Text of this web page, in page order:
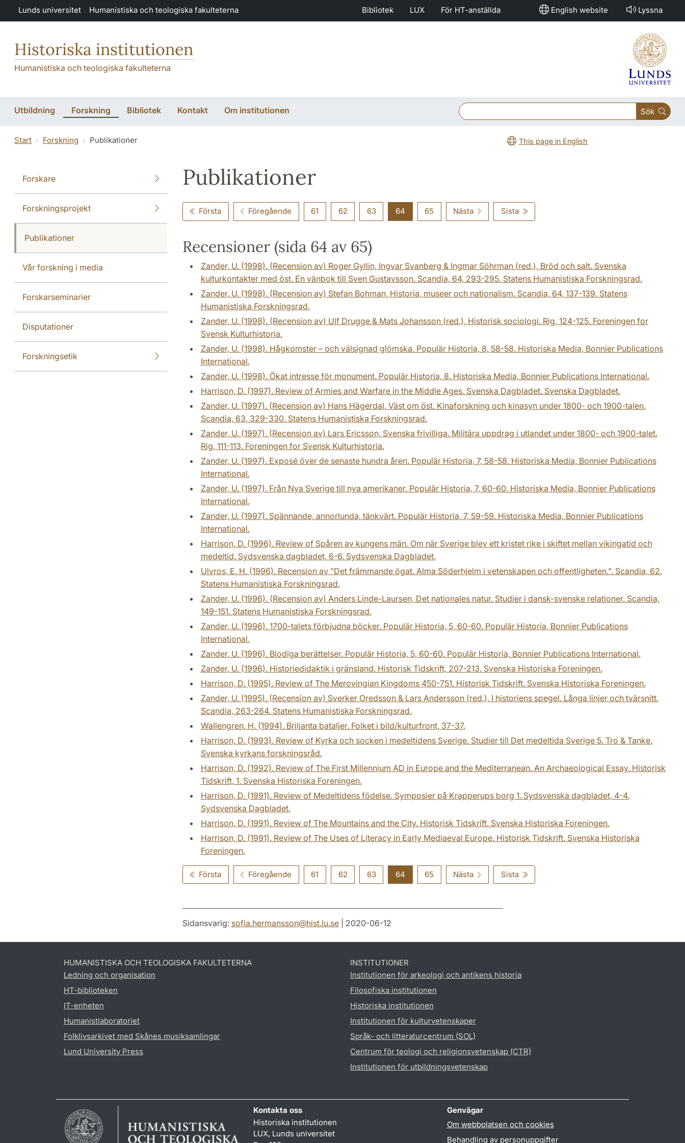
Hoppa till huvudinnehåll
Lunds universitet Humanistiska och teologiska fakulteterna Bibliotek LUX För HT-anställda English website Lyssna
Historiska institutionen
Humanistiska och teologiska fakulteterna
Utbildning Forskning Bibliotek Kontakt Om institutionen Sök
Start Forskning Publikationer This page in English
Forskare
Forskningsprojekt
Publikationer
Vår forskning i media
Forskarseminarier
Disputationer
Forskningsetik
Publikationer
Första Föregående 61 62 63 64 65 Nästa Sista
Recensioner (sida 64 av 65)
Zander, U. (1998). (Recension av) Roger Gyllin, Ingvar Svanberg & Ingmar Söhrman (red.), Bröd och salt. Svenska
kulturkontakter med öst. En vänbok till Sven Gustavsson. Scandia, 64, 293-295. Statens Humanistiska Forskningsrad.
Zander, U. (1998). (Recension av) Stefan Bohman, Historia, museer och nationalism. Scandia, 64, 137-139. Statens
Humanistiska Forskningsrad.
Zander, U. (1998). (Recension av) Ulf Drugge & Mats Johansson (red.), Historisk sociologi. Rig, 124-125. Foreningen for
Svensk Kulturhistoria.
Zander, U. (1998). Hågkomster – och välsignad glömska. Populär Historia, 8, 58-58. Historiska Media, Bonnier Publications
International.
Zander, U. (1998). Ökat intresse för monument. Populär Historia, 8. Historiska Media, Bonnier Publications International.
Harrison, D. (1997). Review of Armies and Warfare in the Middle Ages. Svenska Dagbladet. Svenska Dagbladet.
Zander, U. (1997). (Recension av) Hans Hägerdal, Väst om öst. Kinaforskning och kinasyn under 1800- och 1900-talen.
Scandia, 63, 329-330. Statens Humanistiska Forskningsrad.
Zander, U. (1997). (Recension av) Lars Ericsson, Svenska frivilliga. Militära uppdrag i utlandet under 1800- och 1900-talet.
Rig, 111-113. Foreningen for Svensk Kulturhistoria.
Zander, U. (1997). Exposé över de senaste hundra åren. Populär Historia, 7, 58-58. Historiska Media, Bonnier Publications
International.
Zander, U. (1997). Från Nya Sverige till nya amerikaner. Populär Historia, 7, 60-60. Historiska Media, Bonnier Publications
International.
Zander, U. (1997). Spännande, annorlunda, tänkvärt. Populär Historia, 7, 59-59. Historiska Media, Bonnier Publications
International.
Harrison, D. (1996). Review of Spåren av kungens män. Om när Sverige blev ett kristet rike i skiftet mellan vikingatid och
medeltid. Sydsvenska dagbladet, 6-6. Sydsvenska Dagbladet.
Ulvros, E. H. (1996). Recension av "Det främmande ögat. Alma Söderhjelm i vetenskapen och offentligheten.". Scandia, 62.
Statens Humanistiska Forskningsrad.
Zander, U. (1996). (Recension av) Anders Linde-Laursen, Det nationales natur. Studier i dansk-svenske relationer. Scandia,
149-151. Statens Humanistiska Forskningsrad.
Zander, U. (1996). 1700-talets förbjudna böcker. Populär Historia, 5, 60-60. Populär Historia, Bonnier Publications
International.
Zander, U. (1996). Blodiga berättelser. Populär Historia, 5, 60-60. Populär Historia, Bonnier Publications International.
Zander, U. (1996). Historiedidaktik i gränsland. Historisk Tidskrift, 207-213. Svenska Historiska Foreningen.
Harrison, D. (1995). Review of The Merovingian Kingdoms 450-751. Historisk Tidskrift. Svenska Historiska Foreningen.
Zander, U. (1995). (Recension av) Sverker Oredsson & Lars Andersson (red.), I historiens spegel. Långa linjer och tvärsnitt.
Scandia, 263-264. Statens Humanistiska Forskningsrad.
Wallengren, H. (1994). Briljanta bataljer. Folket i bild/kulturfront, 37-37.
Harrison, D. (1993). Review of Kyrka och socken i medeltidens Sverige. Studier till Det medeltida Sverige 5. Tro & Tanke.
Svenska kyrkans forskningsråd.
Harrison, D. (1992). Review of The First Millennium AD in Europe and the Mediterranean. An Archaeological Essay. Historisk
Tidskrift, 1. Svenska Historiska Foreningen.
Harrison, D. (1991). Review of Medeltidens födelse. Symposier på Krapperups borg 1. Sydsvenska dagbladet, 4-4.
Sydsvenska Dagbladet.
Harrison, D. (1991). Review of The Mountains and the City. Historisk Tidskrift. Svenska Historiska Foreningen.
Harrison, D. (1991). Review of The Uses of Literacy in Early Mediaeval Europe. Historisk Tidskrift. Svenska Historiska
Foreningen.
Första Föregående 61 62 63 64 65 Nästa Sista
Sidansvarig: sofia.hermansson@hist.lu.se| 2020-06-12
HUMANISTISKA OCH TEOLOGISKA FAKULTETERNA
Ledning och organisation
HT-biblioteken
IT-enheten
Humanistlaboratoriet
Folklivsarkivet med Skånes musiksamlingar
Lund University Press
INSTITUTIONER
Institutionen för arkeologi och antikens historia
Filosofiska institutionen
Historiska institutionen
Institutionen för kulturvetenskaper
Språk- och litteraturcentrum (SOL)
Centrum för teologi och religionsvetenskap (CTR)
Institutionen för utbildningsvetenskap
Kontakta oss
Historiska institutionen
LUX, Lunds universitet
Genvägar
Om webbplatsen och cookies
Behandling av personuppgifter